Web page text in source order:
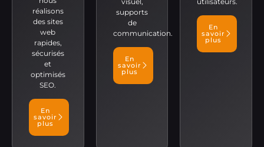
réalisons
des sites
web
rapides,
sécurisés
et
optimisés
SEO.
En
savoir
plus
supports
de
communication.
En
savoir
plus
En
savoir
plus